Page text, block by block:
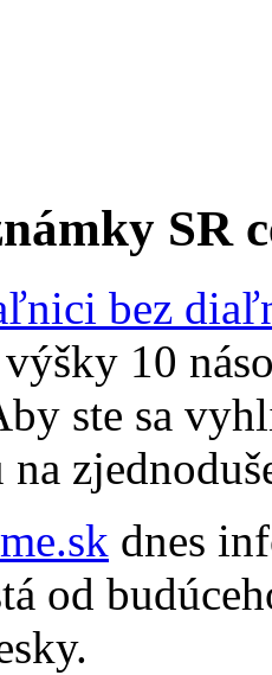
SR
bez
10
ste sa
na
dnes
od